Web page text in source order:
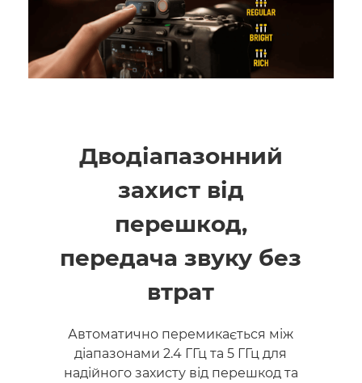
Дводіапазонний
захист від
перешкод,
передача звуку без
втрат
Автоматично перемикається між
діапазонами 2.4 ГГц та 5 ГГц для
надійного захисту від перешкод та